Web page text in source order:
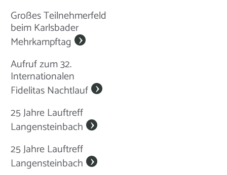
Großes Teilnehmerfeld
beim Karlsbader
Mehrkampftag
Aufruf zum 32.
Internationalen
Fidelitas Nachtlauf
25 Jahre Lauftreff
Langensteinbach
25 Jahre Lauftreff
Langensteinbach